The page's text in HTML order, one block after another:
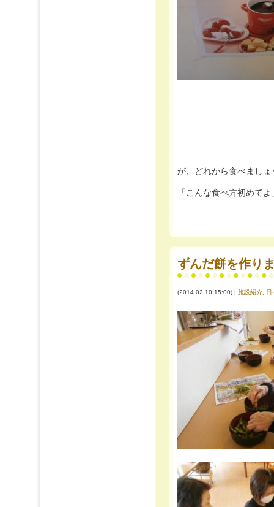
が、どれから食べましょ
「こんな食べ方初めて
ずんだ餅を作り
(2014.02.10 15:00) | 施設紹介 日